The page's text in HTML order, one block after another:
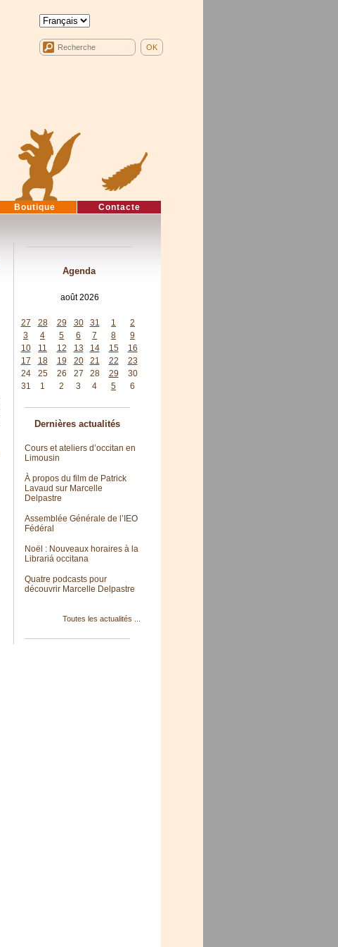
Boutique Contacte
Agenda
août 2026
27
28 29 30 31 1
2
3
4 5 6 7 8
9
10
11 12 13 14 15
16
17
18 19 20 21 22
23
24
25 26 27 28 29
30
31
1 2 3 4 5 6
Dernières actualités
Cours et ateliers d’occitan en
Limousin
À propos du film de Patrick
Lavaud sur Marcelle
Delpastre
Assemblée Générale de l’IEO
Fédéral
Noël : Nouveaux horaires à la
Librariá occitana
Quatre podcasts pour
découvrir Marcelle Delpastre
Toutes les actualités ...